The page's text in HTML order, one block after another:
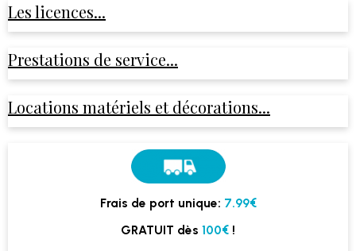
Les licences...
Prestations de service...
Locations matériels et décorations...
Frais de port unique: 7.99€
GRATUIT dès 100€ !